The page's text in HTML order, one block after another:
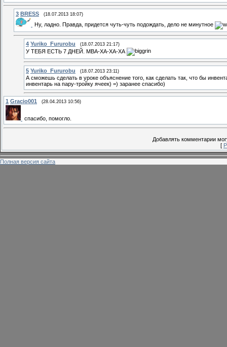
3 BRESS (18.07.2013 18:07)
Ну, ладно. Правда, придется чуть-чуть подождать, дело не минутное
4 Yuriko_Fururobu (18.07.2013 21:17)
У ТЕБЯ ЕСТЬ 7 ДНЕЙ. МВА-ХА-ХА-ХА
5 Yuriko_Fururobu (18.07.2013 23:11)
А сможешь сделать в уроке объяснение того, как сделать так, что бы
инвентарь на пару-тройку ячеек) =) заранее спасибо)
1 Gracio001 (28.04.2013 10:56)
спасибо, помогло.
Добавлять комментарии
[
Полная версия сайта